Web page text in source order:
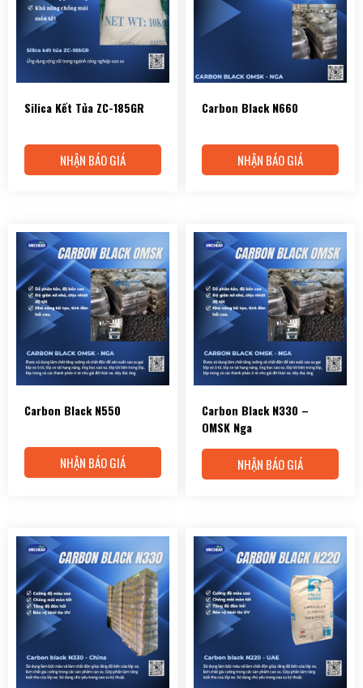
Silica Kết Tủa ZC-185GR
NHẬN BÁO GIÁ
Carbon Black N660
NHẬN BÁO GIÁ
Carbon Black N550
NHẬN BÁO GIÁ
Carbon Black N330 –
OMSK Nga
NHẬN BÁO GIÁ